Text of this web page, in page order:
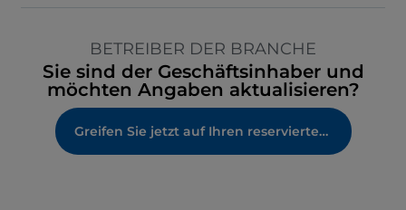
BETREIBER DER BRANCHE
Sie sind der Geschäftsinhaber und
möchten Angaben aktualisieren?
Greifen Sie jetzt auf Ihren reservierten Bereich zu